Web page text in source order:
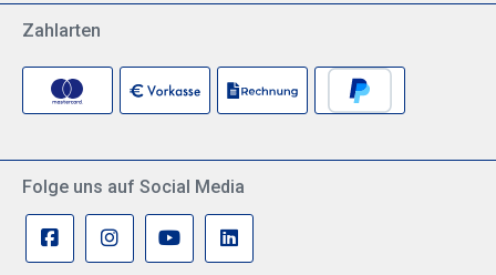
Zahlarten
Folge uns auf Social Media